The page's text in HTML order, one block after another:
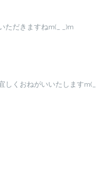
ただきますねm(_ _)m
くおねがいいたしますm(_